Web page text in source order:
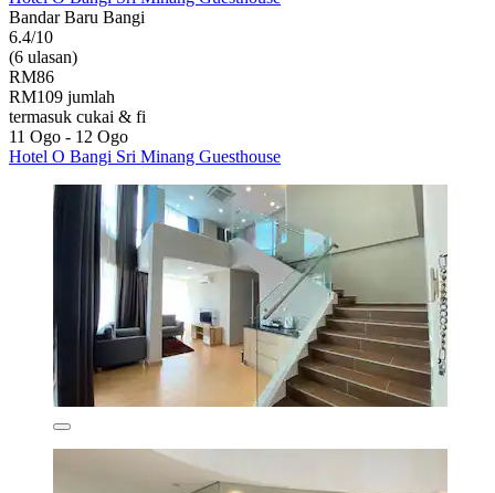
Bandar Baru Bangi
6.4/10
(6 ulasan)
RM86
RM109 jumlah
termasuk cukai & fi
11 Ogo - 12 Ogo
Hotel O Bangi Sri Minang Guesthouse